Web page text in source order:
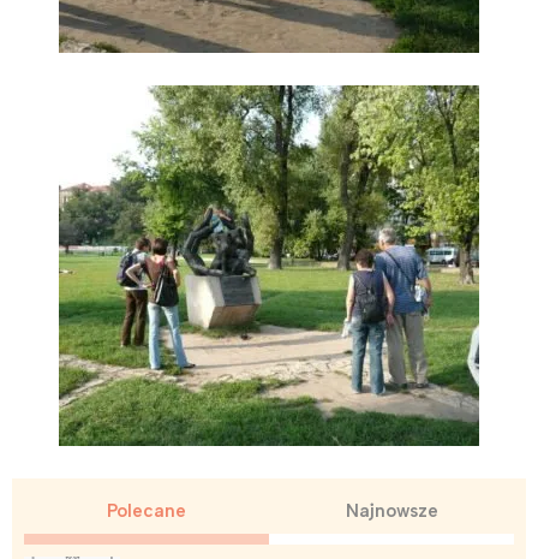
Polecane Najnowsze